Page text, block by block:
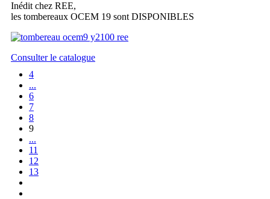
Inédit chez REE,
les tombereaux OCEM 19 sont DISPONIBLES
Consulter le catalogue
4
...
6
7
8
9
...
11
12
13